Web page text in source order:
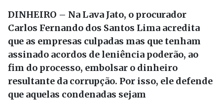
DINHEIRO – Na Lava Jato, o procurador
Carlos Fernando dos Santos Lima acredita
que as empresas culpadas mas que tenham
assinado acordos de leniência poderão, ao
fim do processo, embolsar o dinheiro
resultante da corrupção. Por isso, ele defende
que aquelas condenadas sejam